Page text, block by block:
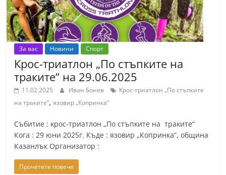
За вас Новини Спорт
Крос-триатлон „По стъпките на
траките“ на 29.06.2025
11.02.2025 Иван Бонев
Крос-триатлон „По стъпките
на траките“,язовир „Копринка“
Събитие : крос-триатлон „По стъпките на траките“
Кога : 29 юни 2025г. Къде : язовир „Копринка“, община
Казанлък Организатор :
Прочетете повече